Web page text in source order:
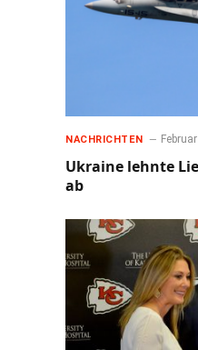
NACHRICHTEN
Ukraine lehnte
ab